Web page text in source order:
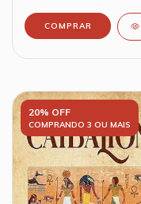
20% OFF
COMPRANDO 3 OU MAIS